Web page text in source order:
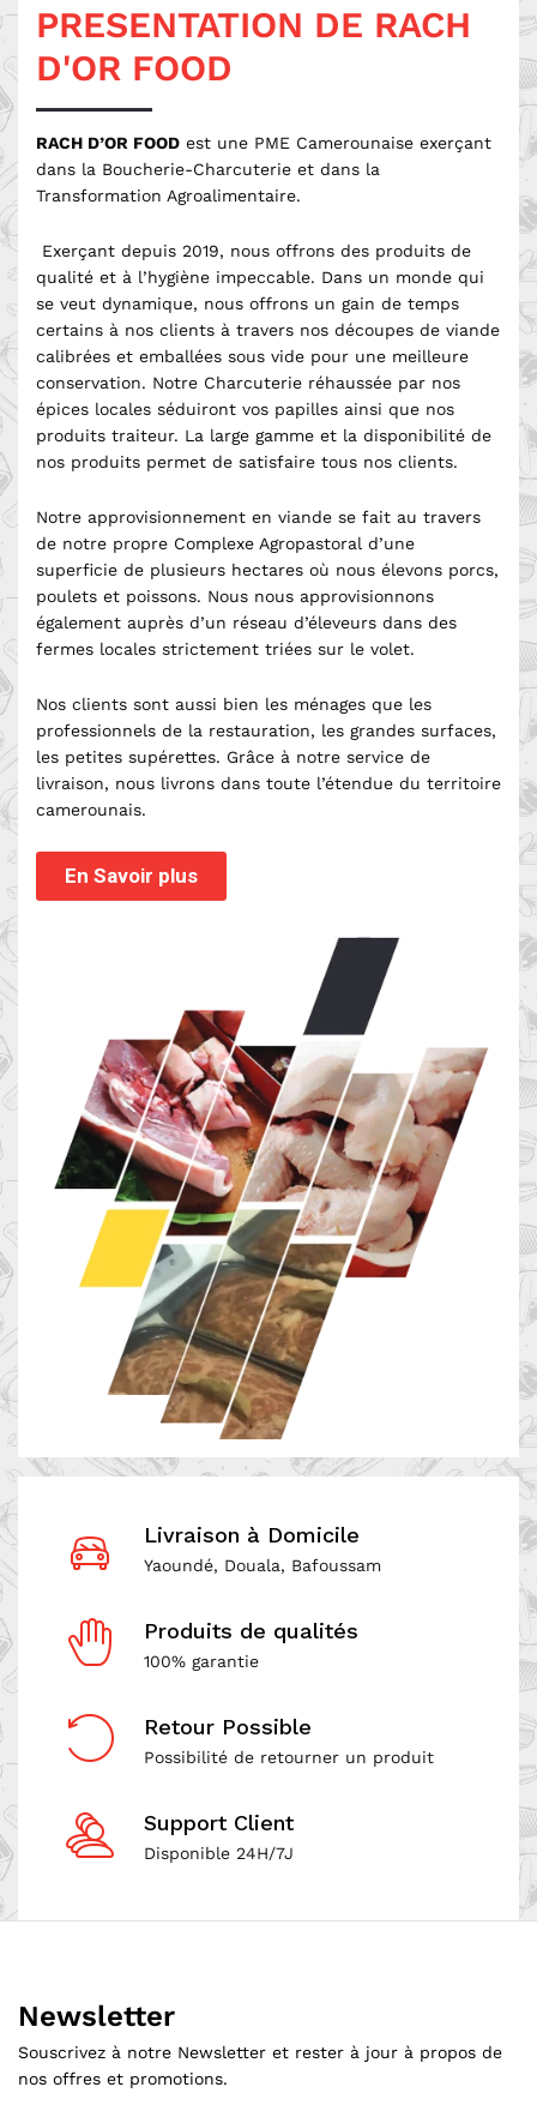
PRESENTATION DE RACH
D'OR FOOD
RACH D’OR FOOD est une PME Camerounaise exerçant
dans la Boucherie-Charcuterie et dans la
Transformation Agroalimentaire.
Exerçant depuis 2019, nous offrons des produits de
qualité et à l’hygiène impeccable. Dans un monde qui
se veut dynamique, nous offrons un gain de temps
certains à nos clients à travers nos découpes de viande
calibrées et emballées sous vide pour une meilleure
conservation. Notre Charcuterie réhaussée par nos
épices locales séduiront vos papilles ainsi que nos
produits traiteur. La large gamme et la disponibilité de
nos produits permet de satisfaire tous nos clients.
Notre approvisionnement en viande se fait au travers
de notre propre Complexe Agropastoral d’une
superficie de plusieurs hectares où nous élevons porcs,
poulets et poissons. Nous nous approvisionnons
également auprès d’un réseau d’éleveurs dans des
fermes locales strictement triées sur le volet.
Nos clients sont aussi bien les ménages que les
professionnels de la restauration, les grandes surfaces,
les petites supérettes. Grâce à notre service de
livraison, nous livrons dans toute l’étendue du territoire
camerounais.
En Savoir plus
Livraison à Domicile
Yaoundé, Douala, Bafoussam
Produits de qualités
100% garantie
Retour Possible
Possibilité de retourner un produit
Support Client
Disponible 24H/7J
Newsletter
Souscrivez à notre Newsletter et rester à jour à propos de
nos offres et promotions.